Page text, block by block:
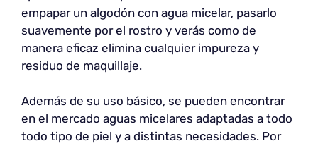
empapar un algodón con agua micelar, pasarlo
suavemente por el rostro y verás como de
manera eficaz elimina cualquier impureza y
residuo de maquillaje.
Además de su uso básico, se pueden encontrar
en el mercado aguas micelares adaptadas a todo
todo tipo de piel y a distintas necesidades. Por